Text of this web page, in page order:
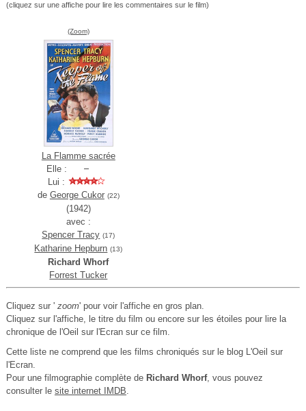
(cliquez sur une affiche pour lire les commentaires sur le film)
(Zoom)
La Flamme sacrée
Elle :
Lui :
de George Cukor (22)
(1942)
avec :
Spencer Tracy (17)
Katharine Hepburn (13)
Richard Whorf
Forrest Tucker
Cliquez sur ' zoom' pour voir l'affiche en gros plan.
Cliquez sur l'affiche, le titre du film ou encore sur les étoiles pour lire la
chronique de l'Oeil sur l'Ecran sur ce film.
Cette liste ne comprend que les films chroniqués sur le blog L'Oeil sur
l'Ecran.
Pour une filmographie complète de Richard Whorf, vous pouvez
consulter le site internet IMDB.